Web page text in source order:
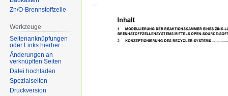
Zn/O-Brennstoffzelle
Werkzeuge
Seitenanknüpfungen
oder Links hierher
Änderungen an
verknüpften Seiten
Datei hochladen
Spezialseiten
Druckversion